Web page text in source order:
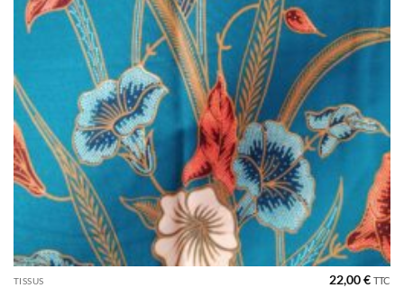
TISSUS 22,00€ TTC